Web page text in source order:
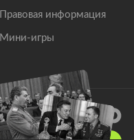
Правовая информация
Мини-игры